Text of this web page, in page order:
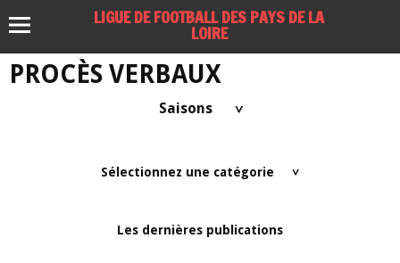
LIGUE DE FOOTBALL DES PAYS DE LA
LOIRE
PROCÈS VERBAUX
Saisons >
Sélectionnez une catégorie >
Les dernières publications